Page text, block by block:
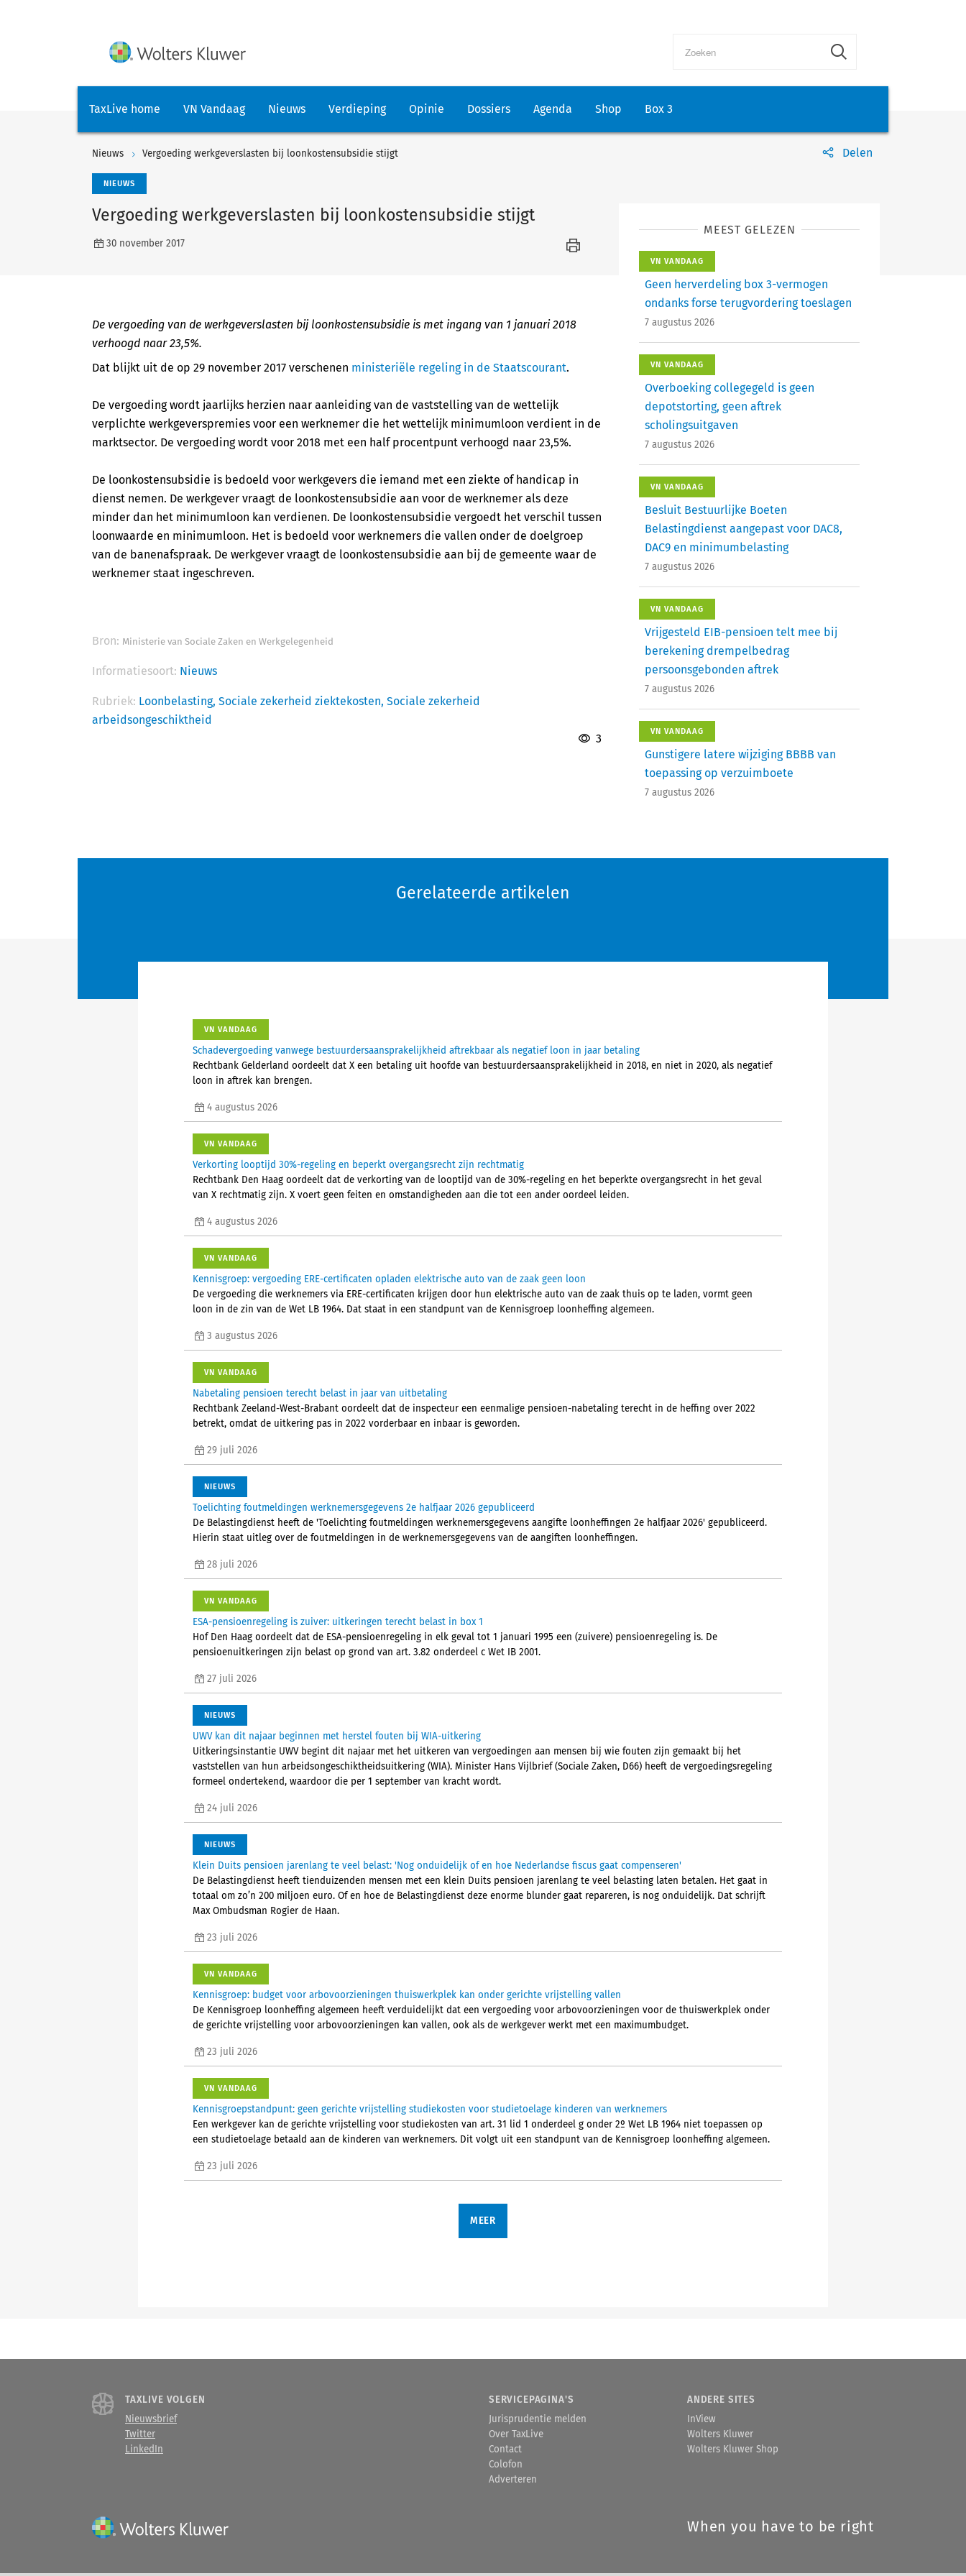
TaxLive home VN Vandaag Nieuws Verdieping Opinie Dossiers Agenda Shop Box 3
Nieuws Vergoeding werkgeverslasten bij loonkostensubsidie stijgt Delen
NIEUWS
Vergoeding werkgeverslasten bij loonkostensubsidie stijgt
30 november 2017
De vergoeding van de werkgeverslasten bij loonkostensubsidie is met ingang van 1 januari 2018
verhoogd naar 23,5%.
Dat blijkt uit de op 29 november 2017 verschenen ministeriële regeling in de Staatscourant.
De vergoeding wordt jaarlijks herzien naar aanleiding van de vaststelling van de wettelijk
verplichte werkgeverspremies voor een werknemer die het wettelijk minimumloon verdient in de
marktsector. De vergoeding wordt voor 2018 met een half procentpunt verhoogd naar 23,5%.
De loonkostensubsidie is bedoeld voor werkgevers die iemand met een ziekte of handicap in
dienst nemen. De werkgever vraagt de loonkostensubsidie aan voor de werknemer als deze
minder dan het minimumloon kan verdienen. De loonkostensubsidie vergoedt het verschil tussen
loonwaarde en minimumloon. Het is bedoeld voor werknemers die vallen onder de doelgroep
van de banenafspraak. De werkgever vraagt de loonkostensubsidie aan bij de gemeente waar de
werknemer staat ingeschreven.
Bron: Ministerie van Sociale Zaken en Werkgelegenheid
Informatiesoort: Nieuws
Rubriek: Loonbelasting, Sociale zekerheid ziektekosten, Sociale zekerheid
arbeidsongeschiktheid
3
MEEST GELEZEN
VN VANDAAG
Geen herverdeling box 3-vermogen
ondanks forse terugvordering toeslagen
7 augustus 2026
VN VANDAAG
Overboeking collegegeld is geen
depotstorting, geen aftrek
scholingsuitgaven
7 augustus 2026
VN VANDAAG
Besluit Bestuurlijke Boeten
Belastingdienst aangepast voor DAC8,
DAC9 en minimumbelasting
7 augustus 2026
VN VANDAAG
Vrijgesteld EIB-pensioen telt mee bij
berekening drempelbedrag
persoonsgebonden aftrek
7 augustus 2026
VN VANDAAG
Gunstigere latere wijziging BBBB van
toepassing op verzuimboete
7 augustus 2026
Gerelateerde artikelen
VN VANDAAG
Schadevergoeding vanwege bestuurdersaansprakelijkheid aftrekbaar als negatief loon in jaar betaling
Rechtbank Gelderland oordeelt dat X een betaling uit hoofde van bestuurdersaansprakelijkheid in 2018, en niet in 2020, als negatief
loon in aftrek kan brengen.
4 augustus 2026
VN VANDAAG
Verkorting looptijd 30%-regeling en beperkt overgangsrecht zijn rechtmatig
Rechtbank Den Haag oordeelt dat de verkorting van de looptijd van de 30%-regeling en het beperkte overgangsrecht in het geval
van X rechtmatig zijn. X voert geen feiten en omstandigheden aan die tot een ander oordeel leiden.
4 augustus 2026
VN VANDAAG
Kennisgroep: vergoeding ERE-certificaten opladen elektrische auto van de zaak geen loon
De vergoeding die werknemers via ERE-certificaten krijgen door hun elektrische auto van de zaak thuis op te laden, vormt geen
loon in de zin van de Wet LB 1964. Dat staat in een standpunt van de Kennisgroep loonheffing algemeen.
3 augustus 2026
VN VANDAAG
Nabetaling pensioen terecht belast in jaar van uitbetaling
Rechtbank Zeeland-West-Brabant oordeelt dat de inspecteur een eenmalige pensioen-nabetaling terecht in de heffing over 2022
betrekt, omdat de uitkering pas in 2022 vorderbaar en inbaar is geworden.
29 juli 2026
NIEUWS
Toelichting foutmeldingen werknemersgegevens 2e halfjaar 2026 gepubliceerd
De Belastingdienst heeft de 'Toelichting foutmeldingen werknemersgegevens aangifte loonheffingen 2e halfjaar 2026' gepubliceerd.
Hierin staat uitleg over de foutmeldingen in de werknemersgegevens van de aangiften loonheffingen.
28 juli 2026
VN VANDAAG
ESA-pensioenregeling is zuiver: uitkeringen terecht belast in box 1
Hof Den Haag oordeelt dat de ESA-pensioenregeling in elk geval tot 1 januari 1995 een (zuivere) pensioenregeling is. De
pensioenuitkeringen zijn belast op grond van art. 3.82 onderdeel c Wet IB 2001.
27 juli 2026
NIEUWS
UWV kan dit najaar beginnen met herstel fouten bij WIA-uitkering
Uitkeringsinstantie UWV begint dit najaar met het uitkeren van vergoedingen aan mensen bij wie fouten zijn gemaakt bij het
vaststellen van hun arbeidsongeschiktheidsuitkering (WIA). Minister Hans Vijlbrief (Sociale Zaken, D66) heeft de vergoedingsregeling
formeel ondertekend, waardoor die per 1 september van kracht wordt.
24 juli 2026
NIEUWS
Klein Duits pensioen jarenlang te veel belast: 'Nog onduidelijk of en hoe Nederlandse fiscus gaat compenseren'
De Belastingdienst heeft tienduizenden mensen met een klein Duits pensioen jarenlang te veel belasting laten betalen. Het gaat in
totaal om zo’n 200 miljoen euro. Of en hoe de Belastingdienst deze enorme blunder gaat repareren, is nog onduidelijk. Dat schrijft
Max Ombudsman Rogier de Haan.
23 juli 2026
VN VANDAAG
Kennisgroep: budget voor arbovoorzieningen thuiswerkplek kan onder gerichte vrijstelling vallen
De Kennisgroep loonheffing algemeen heeft verduidelijkt dat een vergoeding voor arbovoorzieningen voor de thuiswerkplek onder
de gerichte vrijstelling voor arbovoorzieningen kan vallen, ook als de werkgever werkt met een maximumbudget.
23 juli 2026
VN VANDAAG
Kennisgroepstandpunt: geen gerichte vrijstelling studiekosten voor studietoelage kinderen van werknemers
Een werkgever kan de gerichte vrijstelling voor studiekosten van art. 31 lid 1 onderdeel g onder 2º Wet LB 1964 niet toepassen op
een studietoelage betaald aan de kinderen van werknemers. Dit volgt uit een standpunt van de Kennisgroep loonheffing algemeen.
23 juli 2026
MEER
TAXLIVE VOLGEN
Nieuwsbrief
Twitter
LinkedIn
SERVICEPAGINA'S
Jurisprudentie melden
Over TaxLive
Contact
Colofon
Adverteren
ANDERE SITES
InView
Wolters Kluwer
Wolters Kluwer Shop
When you have to be right